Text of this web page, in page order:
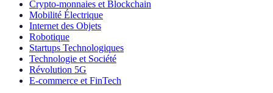
Crypto-monnaies et Blockchain
Mobilité Électrique
Internet des Objets
Robotique
Startups Technologiques
Technologie et Société
Révolution 5G
E-commerce et FinTech